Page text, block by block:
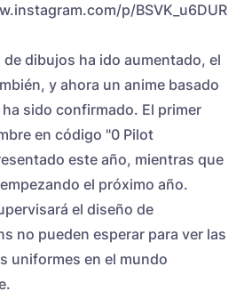
p/BSVK_u6DUR
dibujos ha ido aumentado, el
y ahora un anime basado
sido confirmado. El primer
en código "0 Pilot
este año, mientras que
el próximo año.
el diseño de
no pueden esperar para ver las
uniformes en el mundo